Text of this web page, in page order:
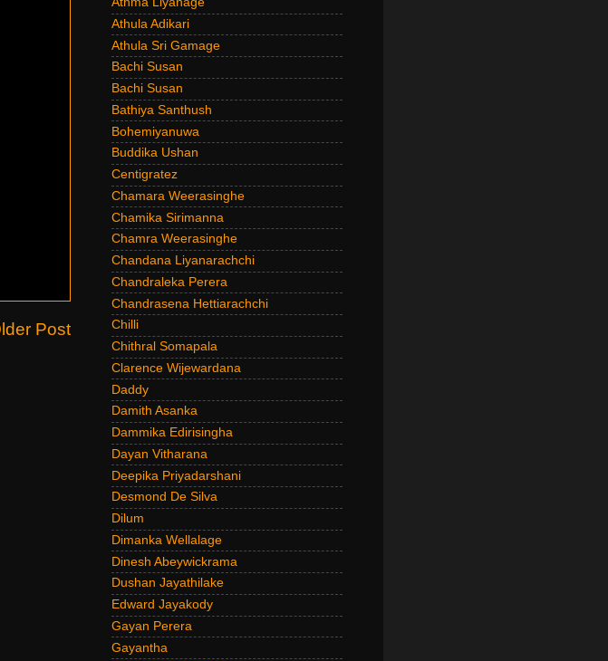
Post
Athula Adikari
Athula Sri Gamage
Bachi Susan
Bachi Susan
Bathiya Santhush
Bohemiyanuwa
Buddika Ushan
Centigratez
Chamara Weerasinghe
Chamika Sirimanna
Chamra Weerasinghe
Chandana Liyanarachchi
Chandraleka Perera
Chandrasena Hettiarachchi
Chilli
Chithral Somapala
Clarence Wijewardana
Daddy
Damith Asanka
Dammika Edirisingha
Dayan Vitharana
Deepika Priyadarshani
Desmond De Silva
Dilum
Dimanka Wellalage
Dinesh Abeywickrama
Dushan Jayathilake
Edward Jayakody
Gayan Perera
Gayantha